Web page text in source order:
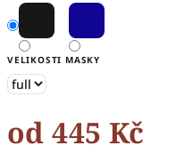
VELIKOSTI MASKY
od445 Kč